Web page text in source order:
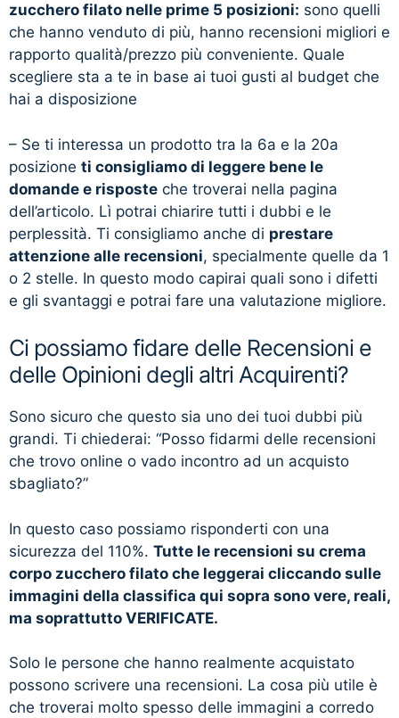
zucchero filato nelle prime 5 posizioni: sono quelli
che hanno venduto di più, hanno recensioni migliori e
rapporto qualità/prezzo più conveniente. Quale
scegliere sta a te in base ai tuoi gusti al budget che
hai a disposizione
– Se ti interessa un prodotto tra la 6a e la 20a
posizione ti consigliamo di leggere bene le
domande e risposte che troverai nella pagina
dell’articolo. Lì potrai chiarire tutti i dubbi e le
perplessità. Ti consigliamo anche di prestare
attenzione alle recensioni, specialmente quelle da 1
o 2 stelle. In questo modo capirai quali sono i difetti
e gli svantaggi e potrai fare una valutazione migliore.
Ci possiamo fidare delle Recensioni e
delle Opinioni degli altri Acquirenti?
Sono sicuro che questo sia uno dei tuoi dubbi più
grandi. Ti chiederai: “Posso fidarmi delle recensioni
che trovo online o vado incontro ad un acquisto
sbagliato?”
In questo caso possiamo risponderti con una
sicurezza del 110%. Tutte le recensioni su crema
corpo zucchero filato che leggerai cliccando sulle
immagini della classifica qui sopra sono vere, reali,
ma soprattutto VERIFICATE.
Solo le persone che hanno realmente acquistato
possono scrivere una recensioni. La cosa più utile è
che troverai molto spesso delle immagini a corredo